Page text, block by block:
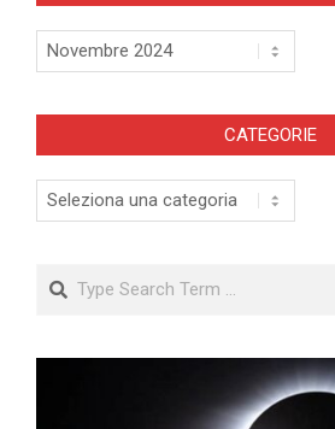
Archivi
CATEGORIE
Categorie
Search